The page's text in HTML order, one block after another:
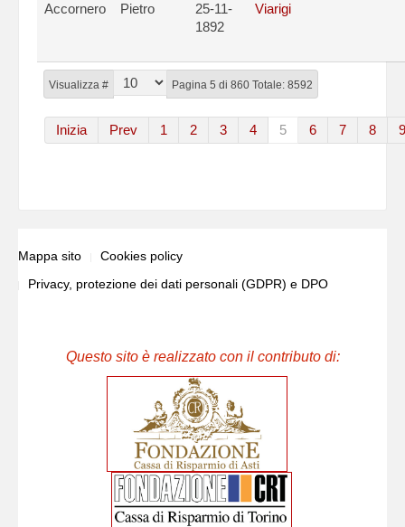
Visualizza # Pagina 5 di 860 Totale: 8592
Inizia Prev 1 2 3 4 5 6 7 8 9
Accornero Pietro
25-11-
1892
Viarigi
Mappa sito
Cookies policy
Privacy, protezione dei dati personali (GDPR) e DPO
Questo sito è realizzato con il contributo di: